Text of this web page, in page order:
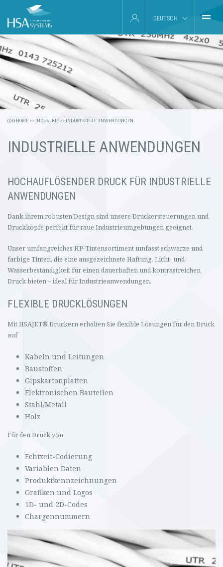
DEUTSCH
FRANÇAIS
ESPAÑOL
(DE) HOME
INDUSTRIE
PRODUKTE
SERVICE
KONTAKT
(DE) HOME >>INDUSTRIE >>INDUSTRIELLE ANWENDUNGEN
INDUSTRIELLE ANWENDUNGEN
HOCHAUFLÖSENDER DRUCK FÜR INDUSTRIELLE
ANWENDUNGEN
Dank ihrem robusten Design sind unsere Druckersteuerungen und
Druckköpfe perfekt für raue Industrieumgebungen geeignet.
Unser umfangreiches HP-Tintensortiment umfasst schwarze und
farbige Tinten, die eine ausgezeichnete Haftung, Licht- und
Wasserbeständigkeit für einen dauerhaften und kontrastreichen
Druck bieten–ideal für Industrieanwendungen.
FLEXIBLE DRUCKLÖSUNGEN
Mit HSAJET® Druckern erhalten Sie flexible Lösungen für den Druck
auf
Kabeln und Leitungen
Baustoffen
Gipskartonplatten
Elektronischen Bauteilen
Stahl/Metall
Holz
Für den Druck von
Echtzeit-Codierung
Variablen Daten
Produktkennzeichnungen
Grafiken und Logos
1D- und 2D-Codes
Chargennummern